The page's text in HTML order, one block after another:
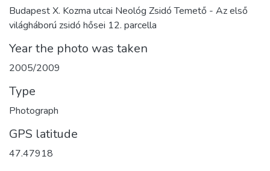
Budapest X. Kozma utcai Neológ Zsidó Temető - Az első
világháború zsidó hősei 12. parcella
Year the photo was taken
2005/2009
Type
Photograph
GPS latitude
47.47918